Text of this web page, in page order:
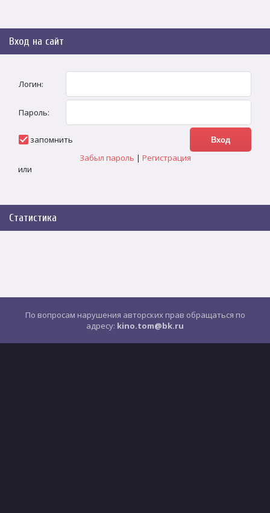
Вход на сайт
Логин:
Пароль:
запомнить
Забыл пароль | Регистрация
или
Статистика
По вопросам нарушения авторских прав обращаться по
адресу: kino.tom@bk.ru